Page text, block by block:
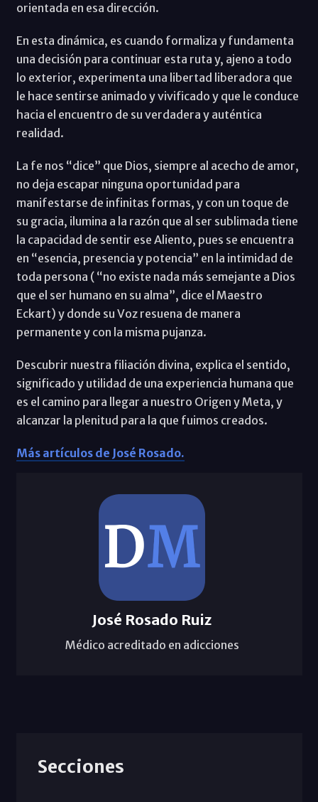
orientada en esa dirección.
En esta dinámica, es cuando formaliza y fundamenta
una decisión para continuar esta ruta y, ajeno a todo
lo exterior, experimenta una libertad liberadora que
le hace sentirse animado y vivificado y que le conduce
hacia el encuentro de su verdadera y auténtica
realidad.
La fe nos “dice” que Dios, siempre al acecho de amor,
no deja escapar ninguna oportunidad para
manifestarse de infinitas formas, y con un toque de
su gracia, ilumina a la razón que al ser sublimada tiene
la capacidad de sentir ese Aliento, pues se encuentra
en “esencia, presencia y potencia” en la intimidad de
toda persona ( “no existe nada más semejante a Dios
que el ser humano en su alma”, dice el Maestro
Eckart) y donde su Voz resuena de manera
permanente y con la misma pujanza.
Descubrir nuestra filiación divina, explica el sentido,
significado y utilidad de una experiencia humana que
es el camino para llegar a nuestro Origen y Meta, y
alcanzar la plenitud para la que fuimos creados.
Más artículos de José Rosado.
José Rosado Ruiz
Médico acreditado en adicciones
Secciones